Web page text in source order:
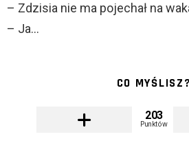
– Zdzisia nie ma pojechał na
– Ja…
CO MYŚLISZ?
203
Punktów